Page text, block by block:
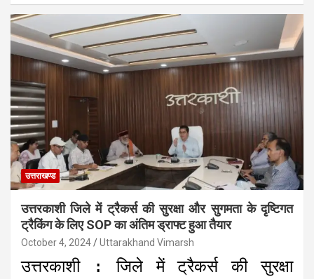
उत्तराखण्ड
उत्तरकाशी जिले में ट्रैकर्स की सुरक्षा और सुगमता के दृष्टिगत
ट्रैकिंग के लिए SOP का अंतिम ड्राफ्ट हुआ तैयार
October 4, 2024 Uttarakhand Vimarsh
उत्तरकाशी : जिले में ट्रैकर्स की सुरक्षा